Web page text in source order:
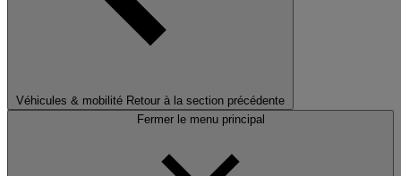
Véhicules & mobilité Retour à la section précédente
Fermer le menu principal